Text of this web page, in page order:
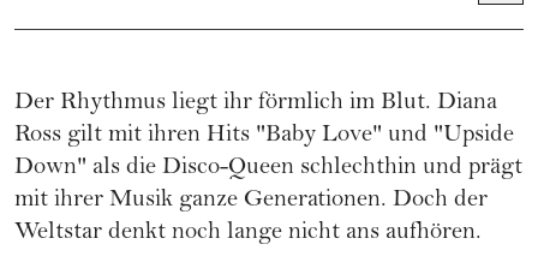
Der Rhythmus liegt ihr förmlich im Blut. Diana
Ross gilt mit ihren Hits "Baby Love" und "Upside
Down" als die Disco-Queen schlechthin und prägt
mit ihrer Musik ganze Generationen. Doch der
Weltstar denkt noch lange nicht ans aufhören.